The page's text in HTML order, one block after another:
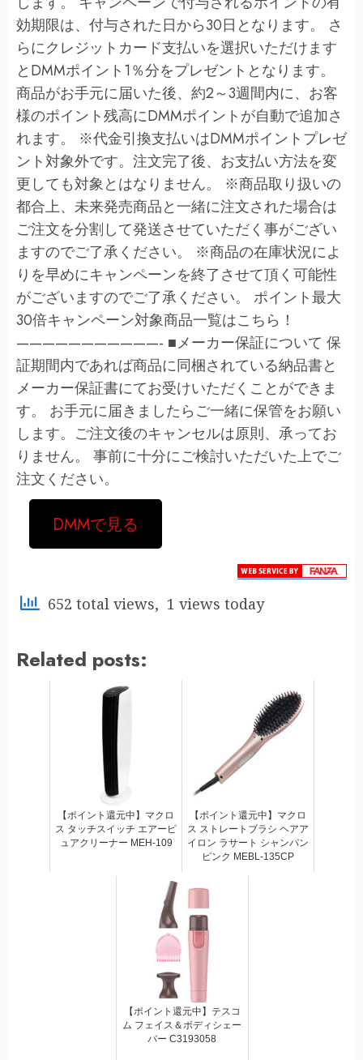
効期限は、付与された日から30日となります。 さ
らにクレジットカード支払いを選択いただけます
とDMMポイント1％分をプレゼントとなります。
商品がお手元に届いた後、約2～3週間内に、お客
様のポイント残高にDMMポイントが自動で追加さ
れます。 ※代金引換支払いはDMMポイントプレゼ
ント対象外です。注文完了後、お支払い方法を変
更しても対象とはなりません。 ※商品取り扱いの
都合上、未来発売商品と一緒に注文された場合は
ご注文を分割して発送させていただく事がござい
ますのでご了承ください。 ※商品の在庫状況によ
りを早めにキャンペーンを終了させて頂く可能性
がございますのでご了承ください。 ポイント最大
30倍キャンペーン対象商品一覧はこちら！
———————————- ■メーカー保証について 保
証期間内であれば商品に同梱されている納品書と
メーカー保証書にてお受けいただくことができま
す。 お手元に届きましたらご一緒に保管をお願い
します。ご注文後のキャンセルは原則、承ってお
りません。 事前に十分にご検討いただいた上でご
注文ください。
DMMで見る
652 total views, 1 views today
Related posts:
【ポイント還元中】マクロ
ス タッチスイッチ エアーピ
ュアクリーナー MEH-109
【ポイント還元中】マクロ
ス ストレートブラシ ヘアア
イロン ラサート シャンパン
ピンク MEBL-135CP
【ポイント還元中】テスコ
ム フェイス＆ボディシェー
バー C3193058